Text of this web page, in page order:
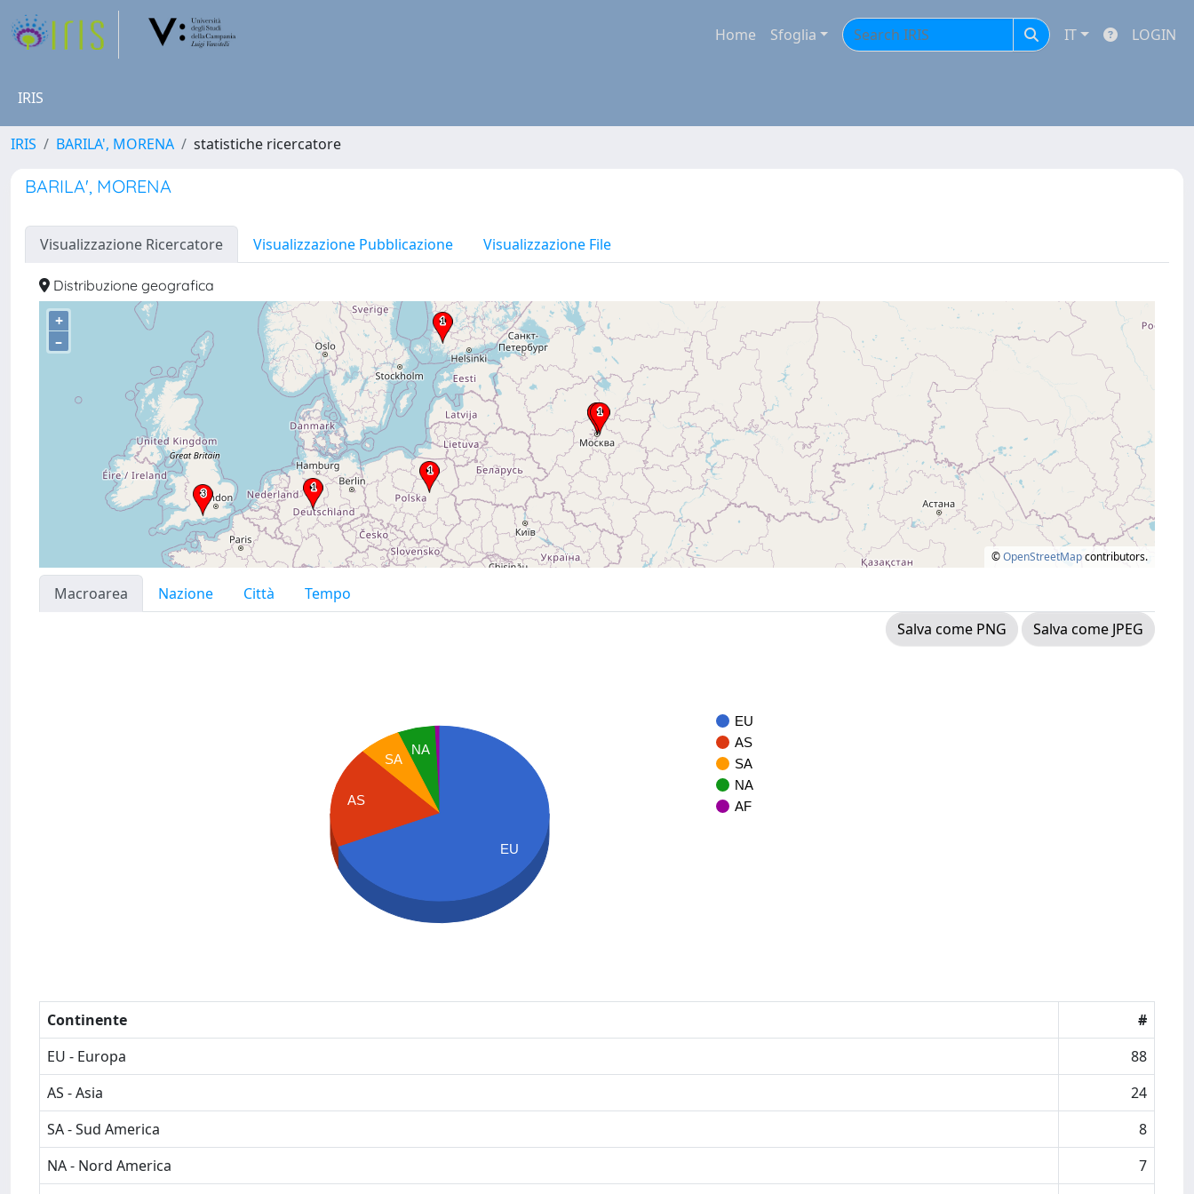
Home Sfoglia IT LOGIN
IRIS
IRIS BARILA', MORENA statistiche ricercatore
BARILA', MORENA
Visualizzazione Ricercatore Visualizzazione Pubblicazione Visualizzazione File
Distribuzione geografica
+
–
©OpenStreetMapcontributors.
Macroarea Nazione Città
Tempo
Salva come PNG
Salva come JPEG
EU
AS
SA
NA
AF
NA
SA
AS
EU
Continente
#
EU - Europa
88
AS - Asia
24
SA - Sud America
8
NA - Nord America
7